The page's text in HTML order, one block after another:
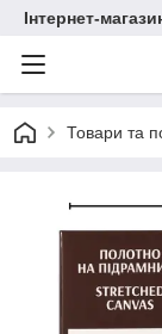
Інтернет-
Товари та